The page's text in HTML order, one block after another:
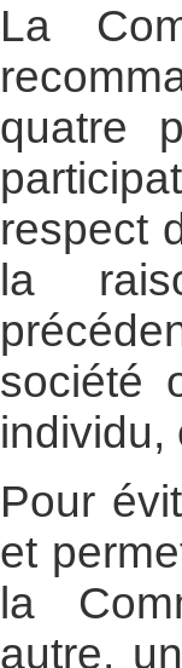
La
quatre
respect
la
société
individu,
Pour
et
la
autre,